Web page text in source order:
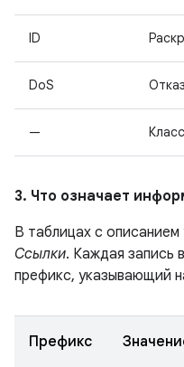
ID
DoS
—
3. Что означает
В таблицах с
Ссылки. Каждая запись
префикс, указывающий
Префикс